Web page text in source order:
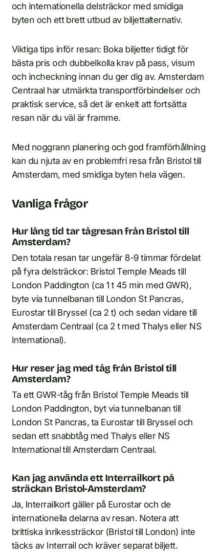
och internationella delsträckor med smidiga
byten och ett brett utbud av biljettalternativ.
Viktiga tips inför resan: Boka biljetter tidigt för
bästa pris och dubbelkolla krav på pass, visum
och incheckning innan du ger dig av. Amsterdam
Centraal har utmärkta transportförbindelser och
praktisk service, så det är enkelt att fortsätta
resan när du väl är framme.
Med noggrann planering och god framförhållning
kan du njuta av en problemfri resa från Bristol till
Amsterdam, med smidiga byten hela vägen.
Vanliga frågor
Hur lång tid tar tågresan från Bristol till
Amsterdam?
Den totala resan tar ungefär 8-9 timmar fördelat
på fyra delsträckor: Bristol Temple Meads till
London Paddington (ca 1 t 45 min med GWR),
byte via tunnelbanan till London St Pancras,
Eurostar till Bryssel (ca 2 t) och sedan vidare till
Amsterdam Centraal (ca 2 t med Thalys eller NS
International).
Hur reser jag med tåg från Bristol till
Amsterdam?
Ta ett GWR-tåg från Bristol Temple Meads till
London Paddington, byt via tunnelbanan till
London St Pancras, ta Eurostar till Bryssel och
sedan ett snabbtåg med Thalys eller NS
International till Amsterdam Centraal.
Kan jag använda ett Interrailkort på
sträckan Bristol-Amsterdam?
Ja, Interrailkort gäller på Eurostar och de
internationella delarna av resan. Notera att
brittiska inrikessträckor (Bristol till London) inte
täcks av Interrail och kräver separat biljett.